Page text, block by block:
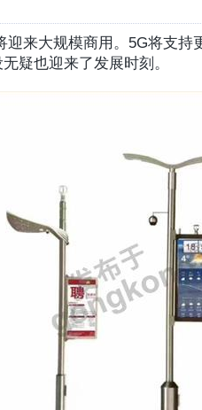
来大规模商用。5G将支
疑也迎来了发展时刻。